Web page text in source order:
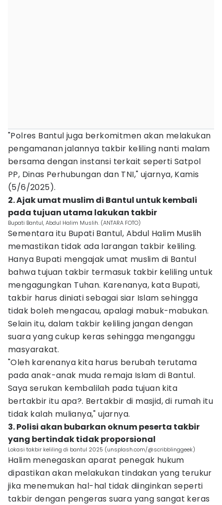
"Polres Bantul juga berkomitmen akan melakukan
pengamanan jalannya takbir keliling nanti malam
bersama dengan instansi terkait seperti Satpol
PP, Dinas Perhubungan dan TNI," ujarnya, Kamis
(5/6/2025).
2. Ajak umat muslim di Bantul untuk kembali
pada tujuan utama lakukan takbir
Bupati Bantul, Abdul Halim Muslih. (ANTARA FOTO)
Sementara itu Bupati Bantul, Abdul Halim Muslih
memastikan tidak ada larangan takbir keliling.
Hanya Bupati mengajak umat muslim di Bantul
bahwa tujuan takbir termasuk takbir keliling untuk
mengagungkan Tuhan. Karenanya, kata Bupati,
takbir harus diniati sebagai siar Islam sehingga
tidak boleh mengacau, apalagi mabuk-mabukan.
Selain itu, dalam takbir keliling jangan dengan
suara yang cukup keras sehingga menganggu
masyarakat.
"Oleh karenanya kita harus berubah terutama
pada anak-anak muda remaja Islam di Bantul.
Saya serukan kembalilah pada tujuan kita
bertakbir itu apa?. Bertakbir di masjid, di rumah itu
tidak kalah mulianya," ujarnya.
3. Polisi akan bubarkan oknum peserta takbir
yang bertindak tidak proporsional
Lokasi takbir keliling di bantul 2025 (unsplash.com/@scribblinggeek)
Halim menegaskan aparat penegak hukum
dipastikan akan melakukan tindakan yang terukur
jika menemukan hal-hal tidak diinginkan seperti
takbir dengan pengeras suara yang sangat keras